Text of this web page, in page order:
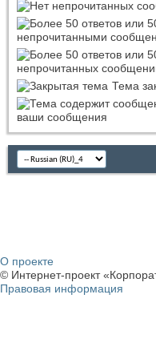
непрочитанными
непрочитанных
Тема
ваши сообщения
О проекте
© Интернет-проект
Правовая информация